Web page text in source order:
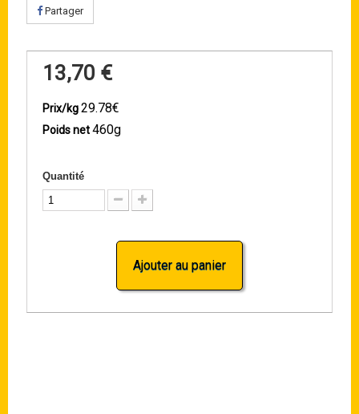
Partager
13,70 €
Prix/kg29.78€
Poids net460g
Quantité
Ajouter au panier